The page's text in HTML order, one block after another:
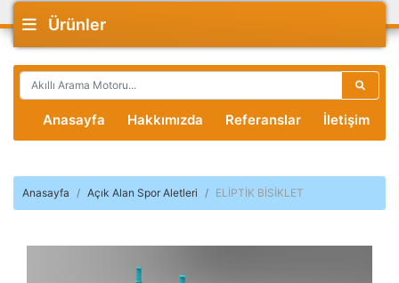
Ürünler
Anasayfa Hakkımızda Referanslar İletişim
Anasayfa Açık Alan Spor Aletleri ELİPTİK BİSİKLET